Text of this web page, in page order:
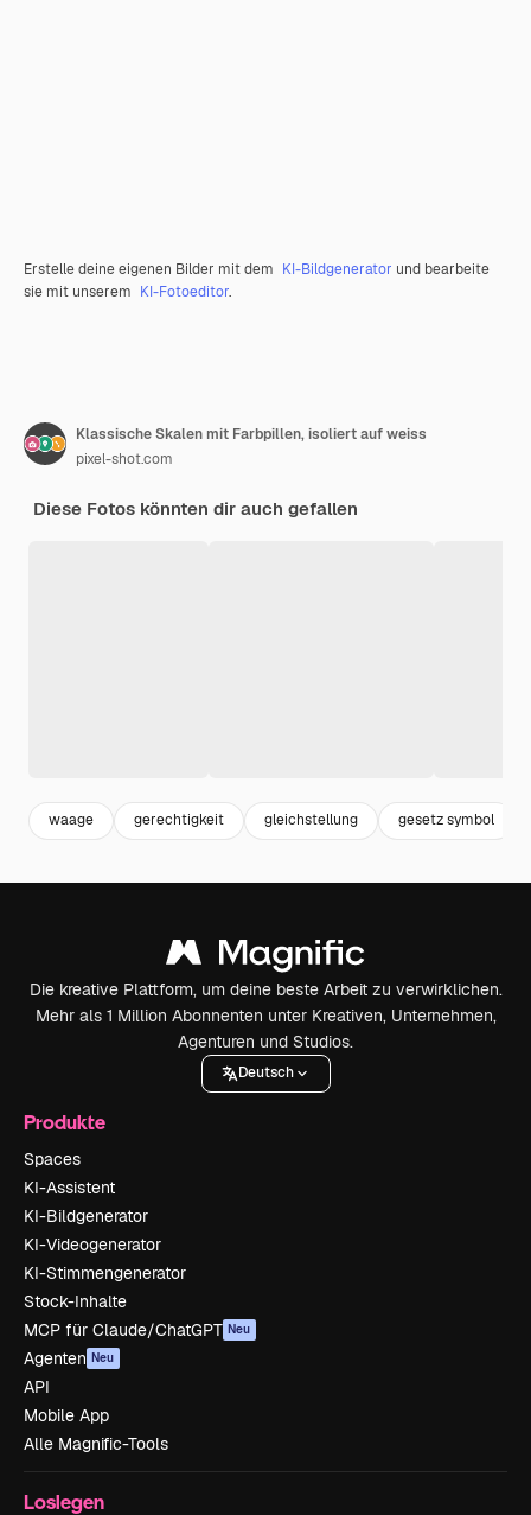
Erstelle deine eigenen Bilder mit dem KI-Bildgenerator und bearbeite
sie mit unserem KI-Fotoeditor.
Klassische Skalen mit Farbpillen, isoliert auf weiss
pixel-shot.com
Diese Fotos könnten dir auch gefallen
waage gerechtigkeit gleichstellung gesetz symbol
Die kreative Plattform, um deine beste Arbeit zu verwirklichen.
Mehr als 1 Million Abonnenten unter Kreativen, Unternehmen,
Agenturen und Studios.
Deutsch
Produkte
Spaces
KI-Assistent
KI-Bildgenerator
KI-Videogenerator
KI-Stimmengenerator
Stock-Inhalte
MCP für Claude/ChatGPT Neu
Agenten Neu
API
Mobile App
Alle Magnific-Tools
Loslegen